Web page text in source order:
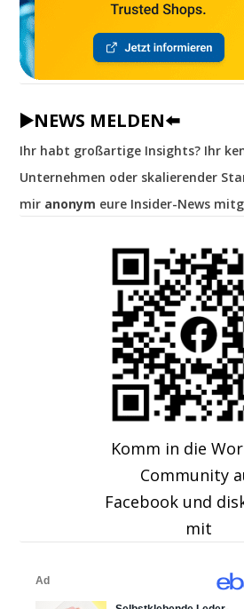
▶️NEWS MELDEN⬅️
Ihr habt großartige Insights? Ihr
Unternehmen oder skalierender
mir anonym eure Insider-News
Komm in die
Community
Facebook und
mit